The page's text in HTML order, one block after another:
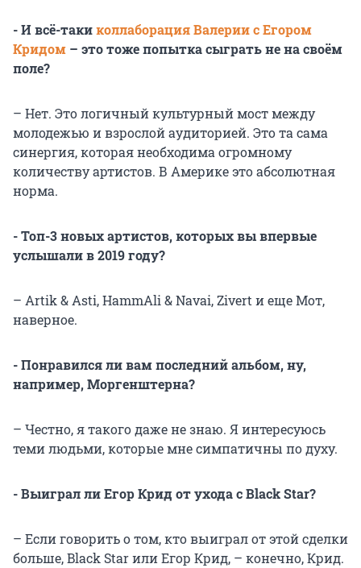
- И всё-такиколлаборация Валерии с Егором
Кридом – это тоже попытка сыграть не на своём
поле?
– Нет. Это логичный культурный мост между
молодежью и взрослой аудиторией. Это та сама
синергия, которая необходима огромному
количеству артистов. В Америке это абсолютная
норма.
- Топ-3 новых артистов, которых вы впервые
услышали в 2019 году?
– Artik & Asti, HammAli & Navai, Zivert и еще Мот,
наверное.
- Понравился ли вам последний альбом, ну,
например, Моргенштерна?
– Честно, я такого даже не знаю. Я интересуюсь
теми людьми, которые мне симпатичны по духу.
- Выиграл ли Егор Крид от ухода с Black Star?
– Если говорить о том, кто выиграл от этой сделки
больше, Black Star или Егор Крид, – конечно, Крид.